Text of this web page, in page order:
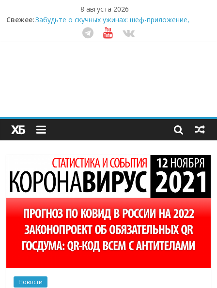
8 августа 2026
Свежее:Забудьте о скучных ужинах: шеф-приложение,
которое видит вашу еду насквозь
Небо зовёт: как бизнес на полётах дронов и
Секрет супергидратации: почему кокосовая вода с
пребиотиками становится главным трендом
здорового питания
Новости